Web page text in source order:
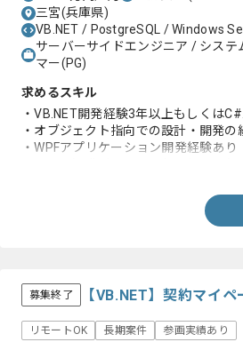
三宮(兵庫県)
VB.NET / PostgreSQL / Windows
サーバーサイドエンジニア / シス
マー(PG)
求めるスキル
・VB.NET開発経験3年以上もしくは
・オブジェクト指向での設計・開発の
・WPFアプリケーション開発経験あり
募集終了 【VB.NET】契約マイ
リモートOK 長期案件 参画実績あり